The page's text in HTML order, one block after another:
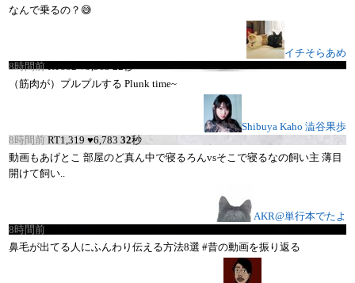
なんで乗るの？😅
イチそらあめ
8時間前 RT882♥9,56322秒
（筋肉が）プルプルする Plunk time~
Shibuya Kaho 澁谷果歩
8時間前 RT1,319♥6,78332秒
動画もあげとこ 部屋のど真ん中で寝るろんvsそこで寝るなの飼い主 薄目
開けて飼い..
AKR@単行本でたよ
8時間前
鼻毛が出てる人にふんわり伝える方法8選 #昔の動画を振り返る